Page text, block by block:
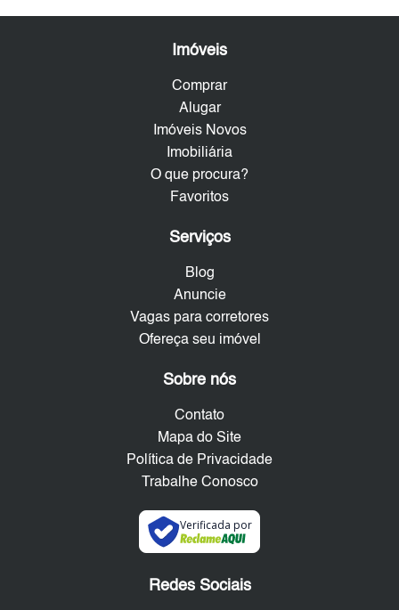
Imóveis
Comprar
Alugar
Imóveis Novos
Imobiliária
O que procura?
Favoritos
Serviços
Blog
Anuncie
Vagas para corretores
Ofereça seu imóvel
Sobre nós
Contato
Mapa do Site
Política de Privacidade
Trabalhe Conosco
Verificada por
Redes Sociais